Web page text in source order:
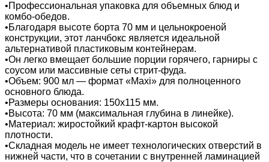
•Профессиональная упаковка для объемных блюд и
комбо-обедов.
•Благодаря высоте борта 70 мм и цельнокроеной
конструкции, этот ланчбокс является идеальной
альтернативой пластиковым контейнерам.
•Он легко вмещает большие порции горячего, гарниры с
соусом или массивные сеты стрит-фуда.
•Объем: 900 мл — формат «Maxi» для полноценного
основного блюда.
•Размеры основания: 150х115 мм.
•Высота: 70 мм (максимальная глубина в линейке).
•Материал: жиростойкий крафт-картон высокой
плотности.
•Складная модель не имеет технологических отверстий в
нижней части, что в сочетании с внутренней ламинацией